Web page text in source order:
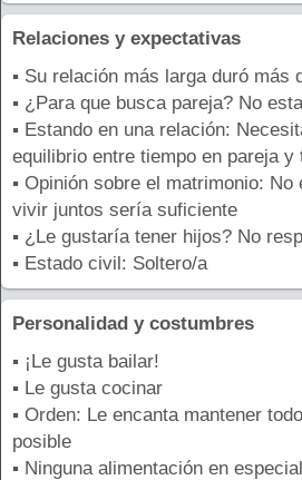
Relaciones y expectativas
▪ Su relación más larga duró más
▪ ¿Para que busca pareja? No
▪ Estando en una relación:
equilibrio entre tiempo en pareja y
▪ Opinión sobre el matrimonio: No
vivir juntos sería suficiente
▪ ¿Le gustaría tener hijos? No
▪ Estado civil: Soltero/a
Personalidad y costumbres
▪ ¡Le gusta bailar!
▪ Le gusta cocinar
▪ Orden: Le encanta mantener
posible
▪ Ninguna alimentación en especial